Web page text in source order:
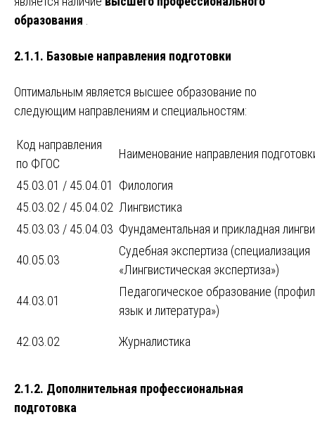
образования
2.1.1. Базовые направления подготовки
Оптимальным является высшее образование по
следующим направлениям и специальностям:
Код направления
по ФГОС
Наименование направления
45.03.01 / 45.04.01
Филология
45.03.02 / 45.04.02 Лингвистика
45.03.03 / 45.04.03 Фундаментальная и прикладная
40.05.03
Судебная экспертиза (специализация
«Лингвистическая экспертиза»)
44.03.01
Педагогическое образование
язык и литература»)
42.03.02 Журналистика
2.1.2. Дополнительная профессиональная
подготовка